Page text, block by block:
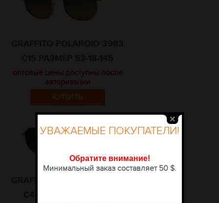
оптовые цены доступны после
авторизации
КУПИТЬ
УВАЖАЕМЫЕ ПОКУПАТЕЛИ!
Обратите внимание!
Минимальный заказ составляет 50 $.